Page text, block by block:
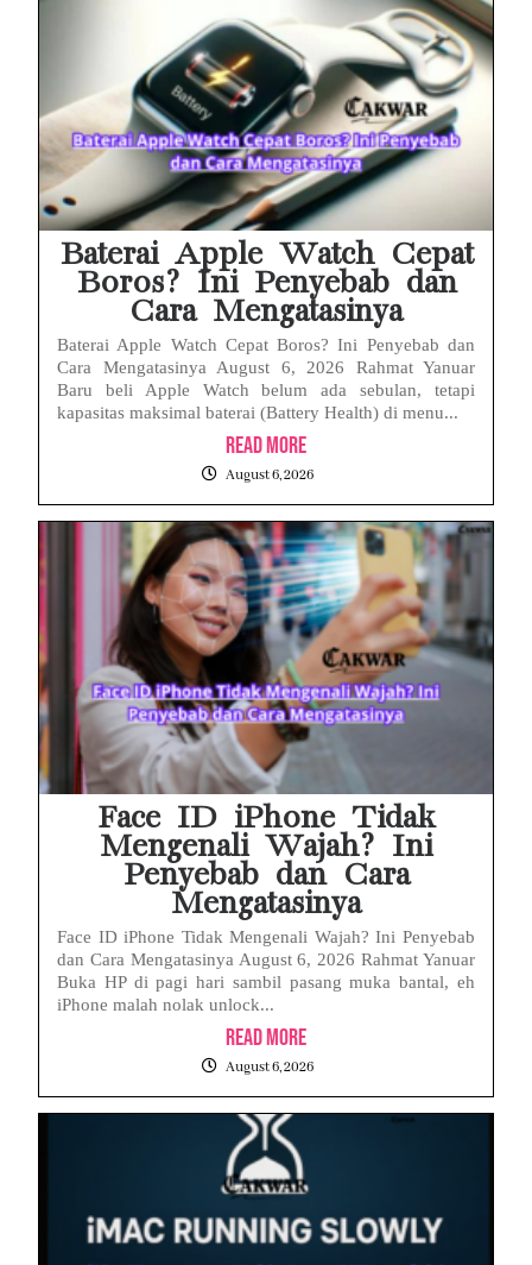
Baterai Apple Watch Cepat
Boros? Ini Penyebab dan
Cara Mengatasinya
Baterai Apple Watch Cepat Boros? Ini Penyebab dan
Cara Mengatasinya August 6, 2026 Rahmat Yanuar
Baru beli Apple Watch belum ada sebulan, tetapi
kapasitas maksimal baterai (Battery Health) di menu...
Read More
August 6, 2026
Face ID iPhone Tidak
Mengenali Wajah? Ini
Penyebab dan Cara
Mengatasinya
Face ID iPhone Tidak Mengenali Wajah? Ini Penyebab
dan Cara Mengatasinya August 6, 2026 Rahmat Yanuar
Buka HP di pagi hari sambil pasang muka bantal, eh
iPhone malah nolak unlock...
Read More
August 6, 2026